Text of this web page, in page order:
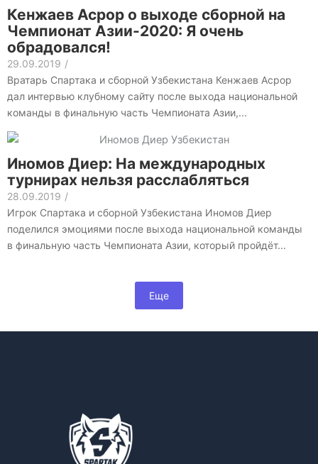
Кенжаев Асрор о выходе сборной на
Чемпионат Азии-2020: Я очень
обрадовался!
29.09.2019 /
Вратарь Спартака и сборной Узбекистана Кенжаев Асрор
дал интервью клубному сайту после выхода национальной
команды в финальную часть Чемпионата Азии,...
Иномов Диер: На международных
турнирах нельзя расслабляться
28.09.2019 /
Игрок Спартака и сборной Узбекистана Иномов Диер
поделился эмоциями после выхода национальной команды
в финальную часть Чемпионата Азии, который пройдёт...
Еще